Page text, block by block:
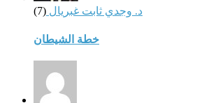
د. وجدي ثابت غبريال (7)
خطة الشيطان